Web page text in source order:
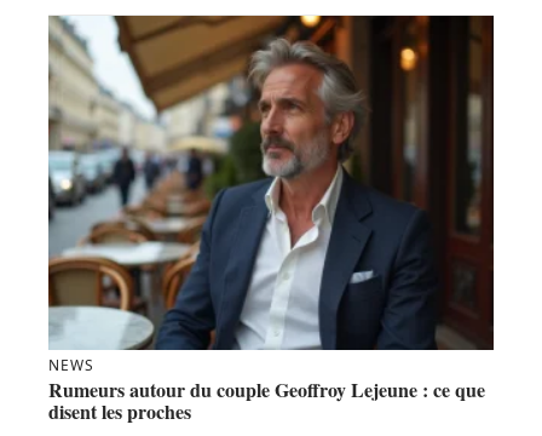
NEWS
Rumeurs autour du couple Geoffroy Lejeune : ce que
disent les proches